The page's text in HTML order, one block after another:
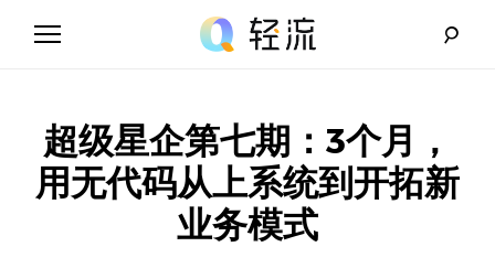
流
_
超级星企第七期：3个月，
用无代码从上系统到开拓新
业务模式